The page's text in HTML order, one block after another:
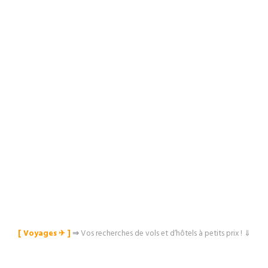
[ Voyages ✈︎ ]⇒Vos recherches de vols et d’hôtels à petits prix ! ⇓